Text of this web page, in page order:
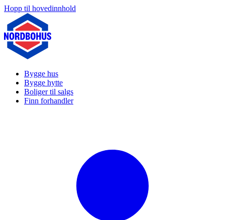
Hopp til hovedinnhold
Bygge hus
Bygge hytte
Boliger til salgs
Finn forhandler